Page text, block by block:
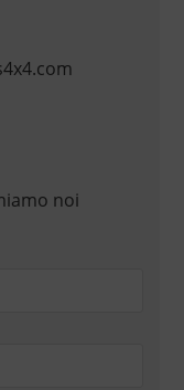
noi